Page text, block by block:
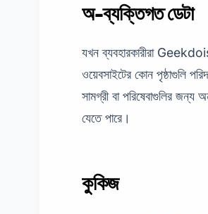
অ-ব্যক্তিগত ডেটা
যখন ব্যবহারকারীরা
ওয়েবসাইটের কোন পৃষ্ঠাগুলি
সামগ্রী বা পরিষেবাগুলির জন্য
যেতে পারে।
কুকিজ